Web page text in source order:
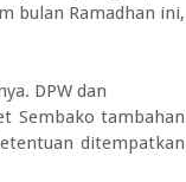
bulan Ramadhan ini,
DPW dan
Sembako tambahan
ditempatkan